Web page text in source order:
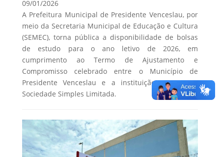
09/01/2026
A Prefeitura Municipal de Presidente Venceslau, por
meio da Secretaria Municipal de Educação e Cultura
(SEMEC), torna pública a disponibilidade de bolsas
de estudo para o ano letivo de 2026, em
cumprimento ao Termo de Ajustamento e
Compromisso celebrado entre o Município de
Presidente Venceslau e a instituição Escoteco –
Sociedade Simples Limitada.